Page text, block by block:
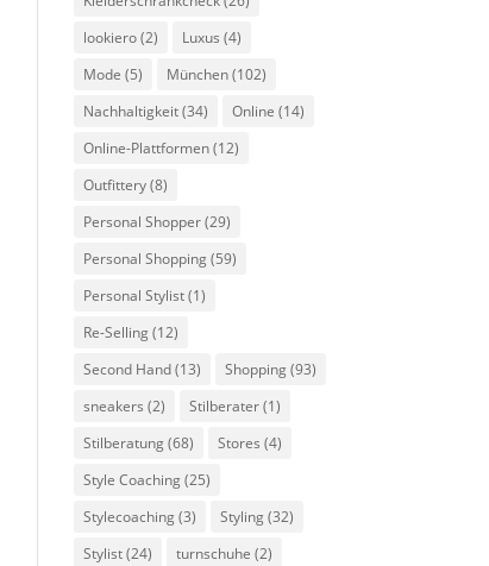
lookiero(2) Luxus (4)
Mode (5) München(102)
Nachhaltigkeit(34) Online (14)
Online-Plattformen(12)
Outfittery(8)
Personal Shopper(29)
Personal Shopping(59)
Personal Stylist(1)
Re-Selling(12)
Second Hand(13) Shopping(93)
sneakers (2) Stilberater(1)
Stilberatung(68) Stores (4)
Style Coaching(25)
Stylecoaching(3) Styling(32)
Stylist(24) turnschuhe (2)